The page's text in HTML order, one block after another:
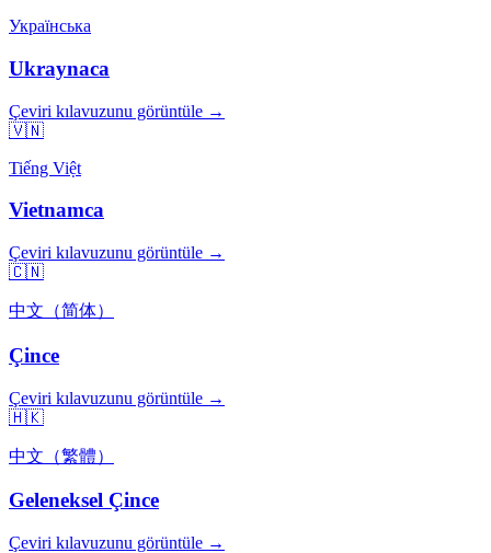
Українська
Ukraynaca
Çeviri kılavuzunu görüntüle →
🇻🇳
Tiếng Việt
Vietnamca
Çeviri kılavuzunu görüntüle →
🇨🇳
中文（简体）
Çince
Çeviri kılavuzunu görüntüle →
🇭🇰
中文（繁體）
Geleneksel Çince
Çeviri kılavuzunu görüntüle →